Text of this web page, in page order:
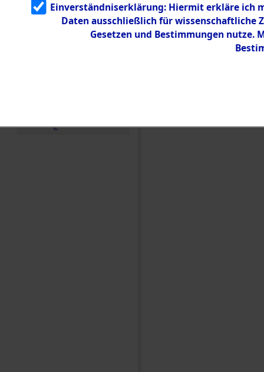
g
5.3.3
Todesmärsch
e
Einverständniserklärung: Hiermit erkläre ich
Daten ausschließlich für wissenschaftliche
Gesetzen und Bestimmungen nutze.